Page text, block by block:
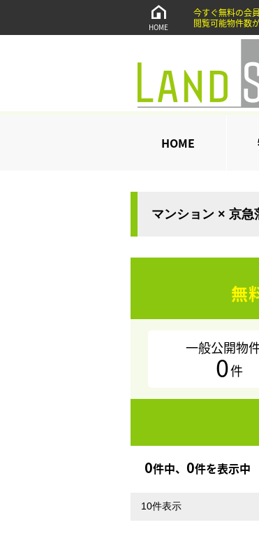
HOME
今すぐ無料の会
閲覧可能物件数
HOME
マンション × 京急
無
一般公開物
0件
0件中、 0件を表示中